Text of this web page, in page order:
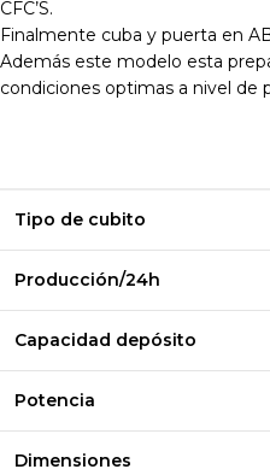
CFC’S.
Finalmente cuba y puerta en
Además este modelo esta
condiciones optimas a nivel de
Tipo de cubito
Producción/24h
Capacidad depósito
Potencia
Dimensiones